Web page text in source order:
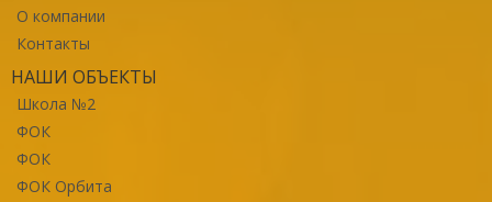
О компании
Контакты
НАШИ ОБЪЕКТЫ
Школа №2
ФОК
ФОК
ФОК Орбита